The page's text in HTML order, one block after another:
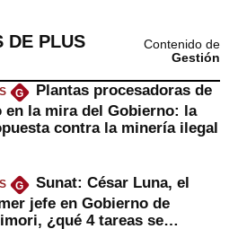
DE PLUS
Contenido de
Gestión
G
Plantas procesadoras de
en la mira del Gobierno: la
contra la minería ilegal
G
Sunat: César Luna, el
jefe en Gobierno de
¿qué 4 tareas se